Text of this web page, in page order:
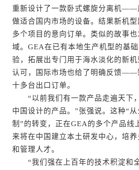
重新设计了一款卧式螺旋分离机——
做适合国内市场的设备。结果新机
多个项目的意向订单。类似的故事
域。GEA在已有本地生产机型的基
验，拓展出专门用于海水淡化的新
认可，国际市场也给了明确反馈——
十多台出口订单。
“以前我们有一款产品走遍天下
中国设计的产品。”张强说。这种“
制”的转变，正在GEA的多个产品线
来将在中国建立本土研发中心，培
和管理人才。
“我们强在上百年的技术积淀和